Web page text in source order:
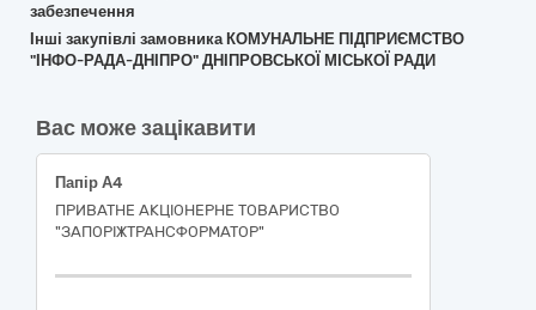
забезпечення
Інші закупівлі замовника КОМУНАЛЬНЕ ПІДПРИЄМСТВО
"ІНФО-РАДА-ДНІПРО" ДНІПРОВСЬКОЇ МІСЬКОЇ РАДИ
Вас може зацікавити
Папір А4
ПРИВАТНЕ АКЦІОНЕРНЕ ТОВАРИСТВО
"ЗАПОРІЖТРАНСФОРМАТОР"